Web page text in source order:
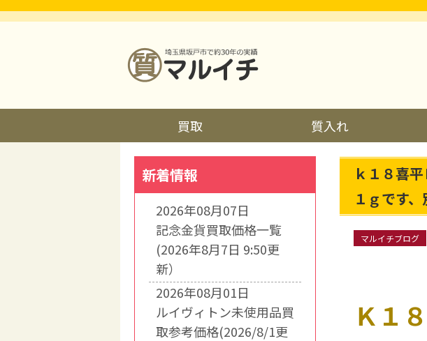
買取 質入れ
ｋ１８喜
１ｇです
マルイチブログ
Ｋ１
新着情報
2026年08月07日
記念金貨買取価格一覧
(2026年8月7日 9:50更
新）
2026年08月01日
ルイヴィトン未使用品買
取参考価格(2026/8/1更